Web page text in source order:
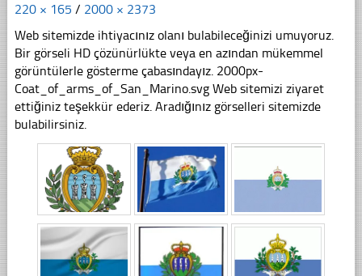
220 × 165 / 2000 × 2373
Web sitemizde ihtiyacınız olanı bulabileceğinizi umuyoruz.
Bir görseli HD çözünürlükte veya en azından mükemmel
görüntülerle gösterme çabasındayız. 2000px-
Coat_of_arms_of_San_Marino.svg Web sitemizi ziyaret
ettiğiniz teşekkür ederiz. Aradığınız görselleri sitemizde
bulabilirsiniz.